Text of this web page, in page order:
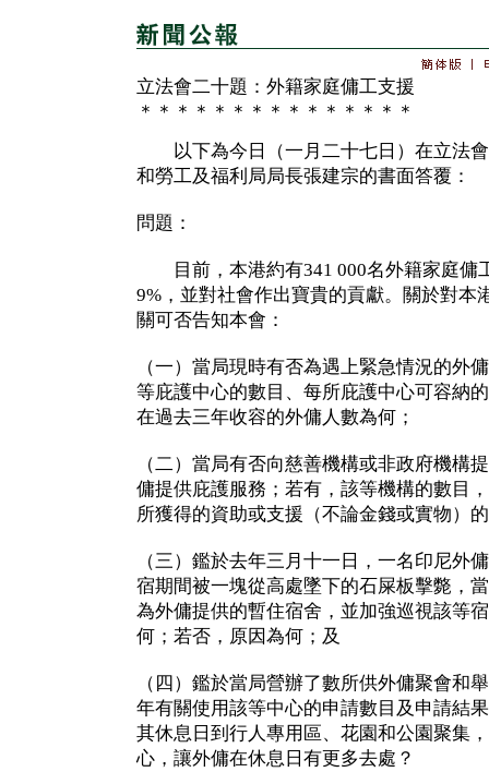
立法會二十題：外籍家庭傭工支援
＊＊＊＊＊＊＊＊＊＊＊＊＊＊＊
以下為今日（一月二十七日）在立法會
和勞工及福利局局長張建宗的書面答覆：
問題：
目前，本港約有341 000名外籍家庭傭
9%，並對社會作出寶貴的貢獻。關於對本
關可否告知本會：
（一）當局現時有否為遇上緊急情況的外
等庇護中心的數目、每所庇護中心可容納
在過去三年收容的外傭人數為何；
（二）當局有否向慈善機構或非政府機構
傭提供庇護服務；若有，該等機構的數目
所獲得的資助或支援（不論金錢或實物）
（三）鑑於去年三月十一日，一名印尼外
宿期間被一塊從高處墜下的石屎板擊斃，
為外傭提供的暫住宿舍，並加強巡視該等
何；若否，原因為何；及
（四）鑑於當局營辦了數所供外傭聚會和
年有關使用該等中心的申請數目及申請結
其休息日到行人專用區、花園和公園聚集
心，讓外傭在休息日有更多去處？